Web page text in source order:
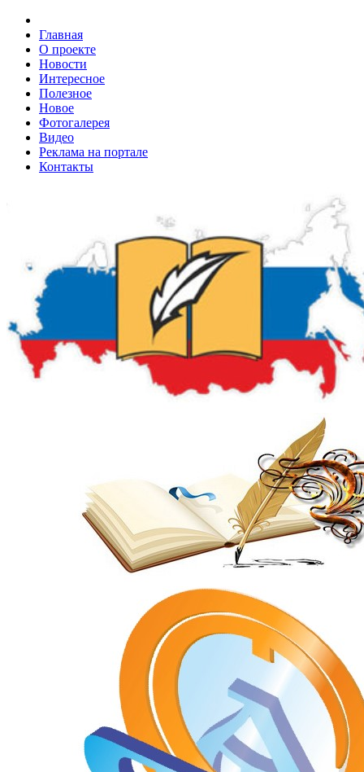
Главная
О проекте
Новости
Интересное
Полезное
Новое
Фотогалерея
Видео
Реклама на портале
Контакты